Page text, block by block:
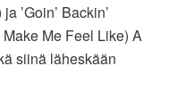
’Goin’ Backin’
Me Feel Like) A
siinä läheskään